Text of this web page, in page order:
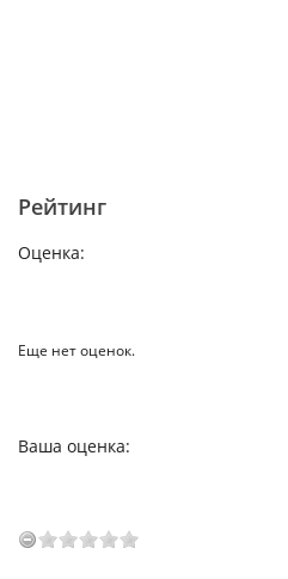
Рейтинг
Оценка:
Еще нет оценок.
Ваша оценка: